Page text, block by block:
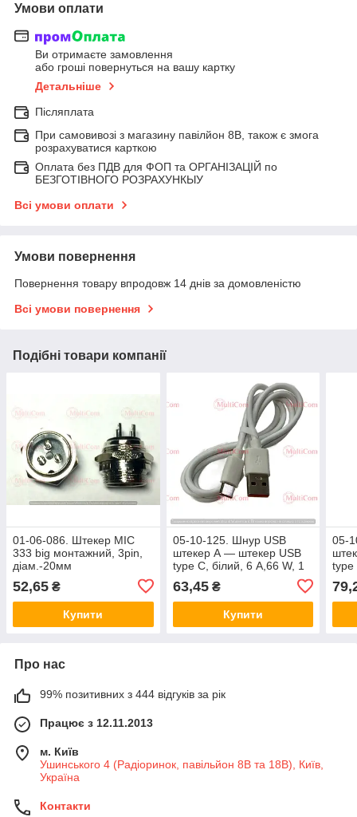
Умови оплати
Ви отримаєте замовлення
або гроші повернуться на вашу картку
Детальніше
Післяплата
При самовивозі з магазину павілйон 8В, також є змога
розрахуватися карткою
Оплата без ПДВ для ФОП та ОРГАНІЗАЦІЙ по
БЕЗГОТІВНОГО РОЗРАХУНКЫУ
Всі умови оплати
Умови повернення
Повернення товару впродовж 14 днів за домовленістю
Всі умови повернення
Подібні товари компанії
01-06-086. Штекер MIC
333 big монтажний, 3pin,
діам.-20мм
52,65 ₴
Купити
05-10-125. Шнур USB
штекер А — штекер USB
type C, білий, 6 А,66 W, 1
63,45₴
Купити
05-
type
Про нас
99% позитивних з 444 відгуків за рік
Працює з 12.11.2013
м. Київ
Ушинського 4 (Радіоринок, павільйон 8В та 18В), Київ,
Україна
Контакти